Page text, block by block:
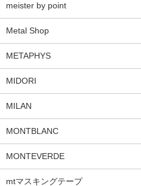
meister by point
Metal Shop
METAPHYS
MIDORI
MILAN
MONTBLANC
MONTEVERDE
mtマスキングテープ